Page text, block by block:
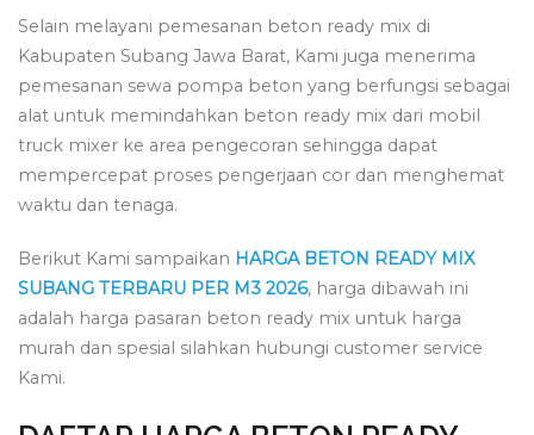
Selain melayani pemesanan beton ready mix di
Kabupaten Subang Jawa Barat, Kami juga menerima
pemesanan sewa pompa beton yang berfungsi sebagai
alat untuk memindahkan beton ready mix dari mobil
truck mixer ke area pengecoran sehingga dapat
mempercepat proses pengerjaan cor dan menghemat
waktu dan tenaga.
Berikut Kami sampaikan HARGA BETON READY MIX
SUBANG TERBARU PER M3 2026, harga dibawah ini
adalah harga pasaran beton ready mix untuk harga
murah dan spesial silahkan hubungi customer service
Kami.